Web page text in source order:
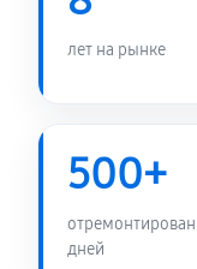
Замена медных
лет на рынке
500+
дней